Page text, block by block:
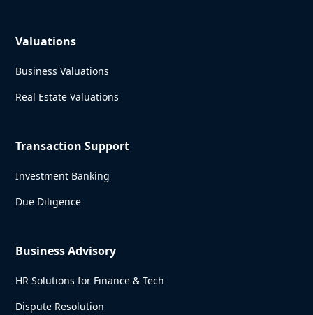
Valuations
Business Valuations
Real Estate Valuations
Transaction Support
Investment Banking
Due Diligence
Business Advisory
HR Solutions for Finance & Tech
Dispute Resolution